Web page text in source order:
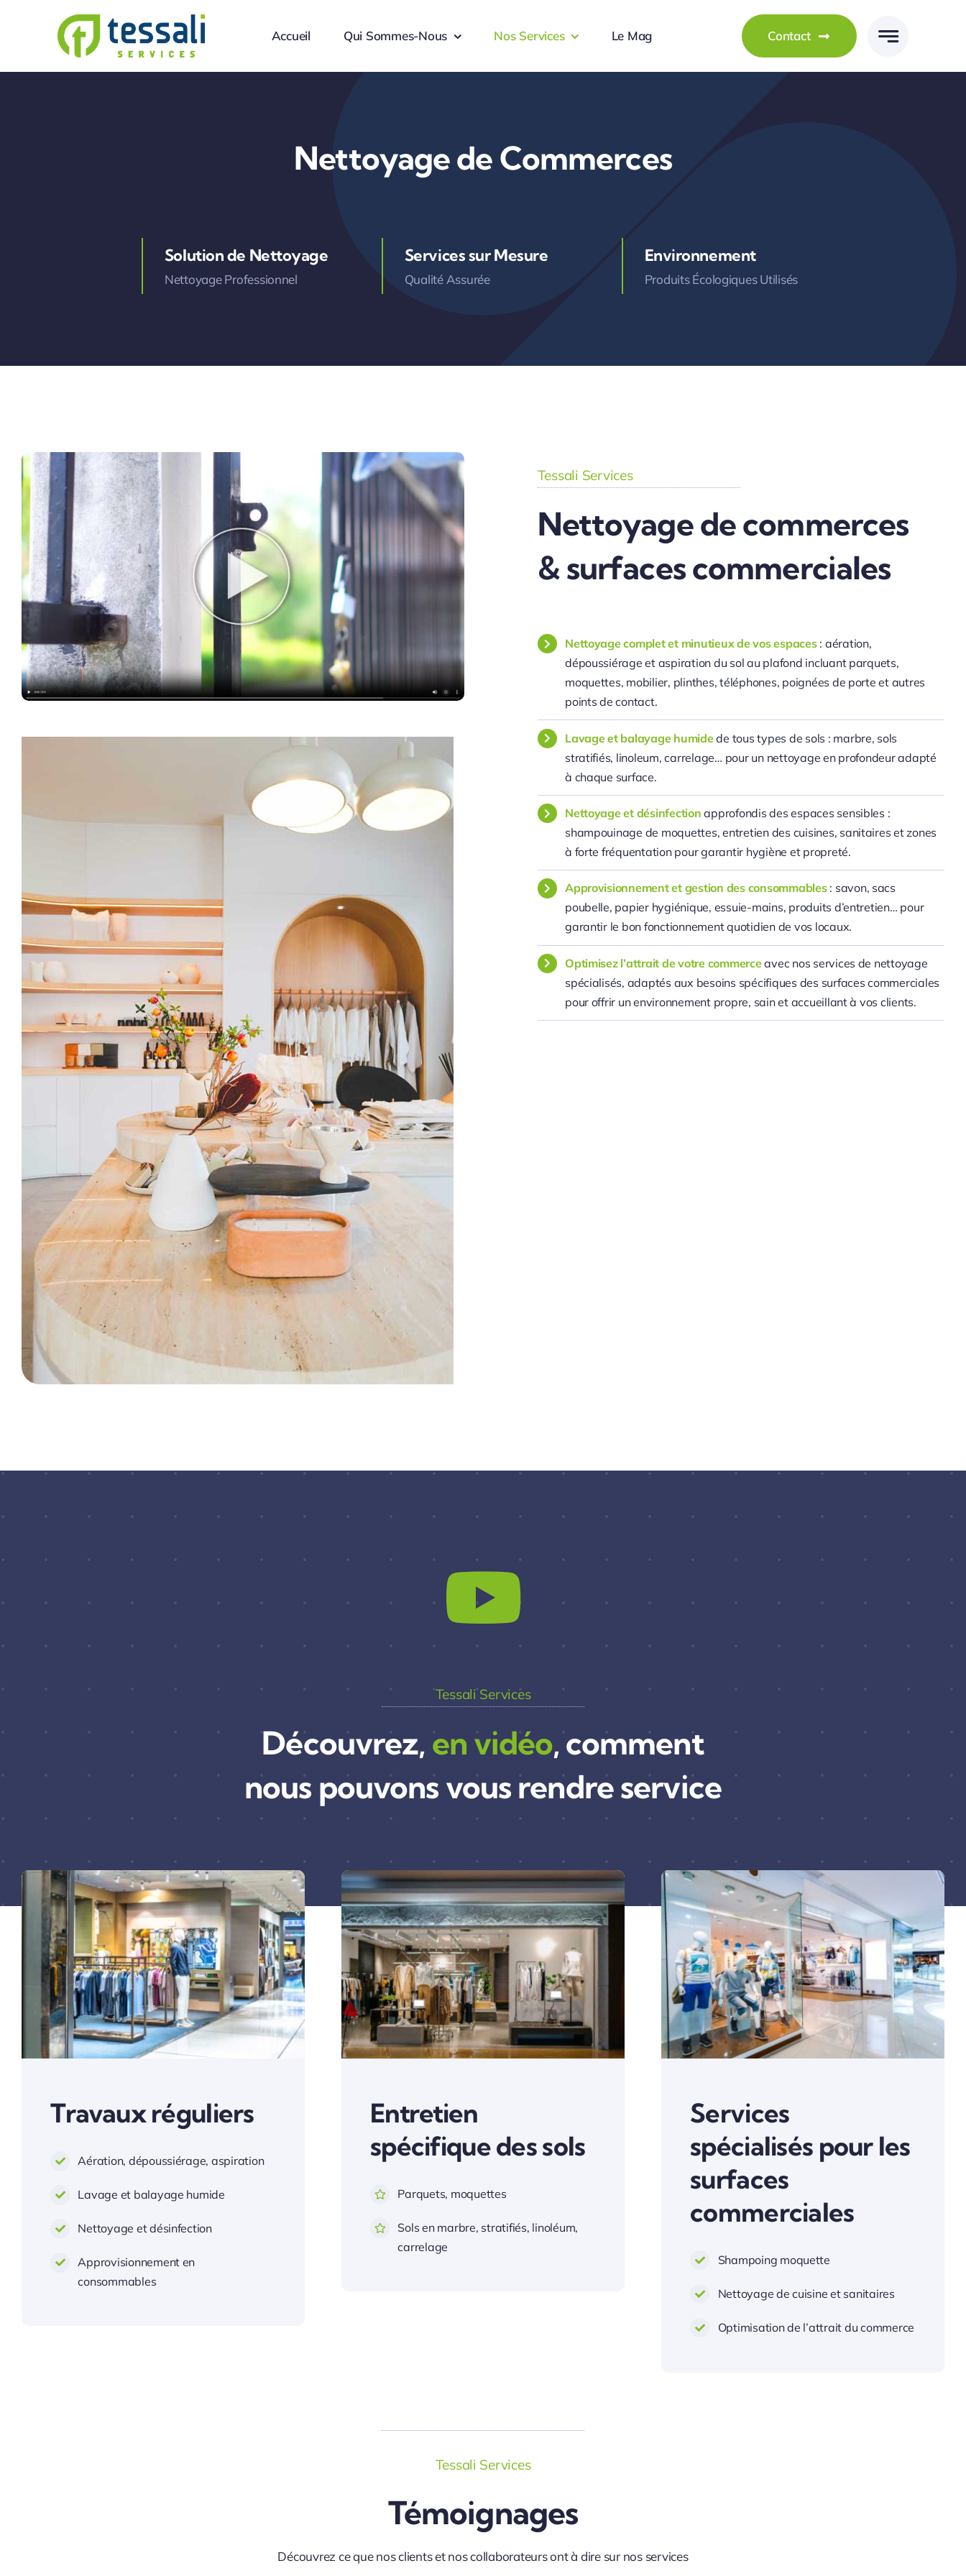
Accueil Qui Sommes-Nous Nos Services Le Mag Contact
Nettoyage de Commerces
Solution de Nettoyage
Nettoyage Professionnel
Services sur Mesure
Qualité Assurée
Environnement
Produits Écologiques Utilisés
Tessali Services
Nettoyage de commerces
& surfaces commerciales
Nettoyage complet et minutieux de vos espaces: aération,
dépoussiérage et aspiration du sol au plafond incluant parquets,
moquettes, mobilier, plinthes, téléphones, poignées de porte et autres
points de contact.
Lavage et balayage humidede tous types de sols : marbre, sols
stratifiés, linoleum, carrelage… pour un nettoyage en profondeur adapté
à chaque surface.
Nettoyage et désinfectionapprofondis des espaces sensibles :
shampouinage de moquettes, entretien des cuisines, sanitaires et zones
à forte fréquentation pour garantir hygiène et propreté.
Approvisionnement et gestion des consommables: savon, sacs
poubelle, papier hygiénique, essuie-mains, produits d’entretien… pour
garantir le bon fonctionnement quotidien de vos locaux.
Optimisez l’attrait de votre commerceavec nos services de nettoyage
spécialisés, adaptés aux besoins spécifiques des surfaces commerciales
pour offrir un environnement propre, sain et accueillant à vos clients.
Tessali Services
Découvrez, en vidéo, comment
nous pouvons vous rendre service
Travaux réguliers
Aération, dépoussiérage, aspiration
Lavage et balayage humide
Nettoyage et désinfection
Approvisionnement en
consommables
Entretien
spécifique des sols
Parquets, moquettes
Sols en marbre, stratifiés, linoléum,
carrelage
Services
spécialisés pour les
surfaces
commerciales
Shampoing moquette
Nettoyage de cuisine et sanitaires
Optimisation de l’attrait du commerce
Tessali Services
Témoignages
Découvrez ce que nos clients et nos collaborateurs ont à dire sur nos services